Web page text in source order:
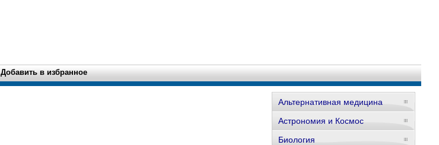
Добавить в избранное
Альтернативная медицина
Астрономия и Космос
Биология